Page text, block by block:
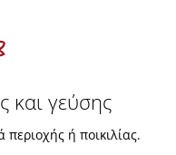
και γεύσης
περιοχής ή ποικιλίας.